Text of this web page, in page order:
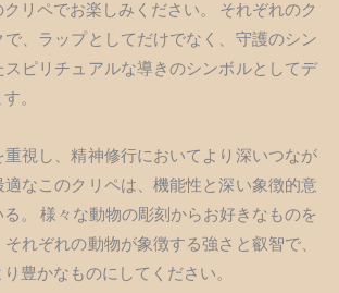
リペでお楽しみください。 それぞれのク
で、ラップとしてだけでなく、守護のシン
ピリチュアルな導きのシンボルとしてデ
。
視し、精神修行においてより深いつなが
適なこのクリペは、機能性と深い象徴的意
。 様々な動物の彫刻からお好きなものを
れぞれの動物が象徴する強さと叡智で、
豊かなものにしてください。